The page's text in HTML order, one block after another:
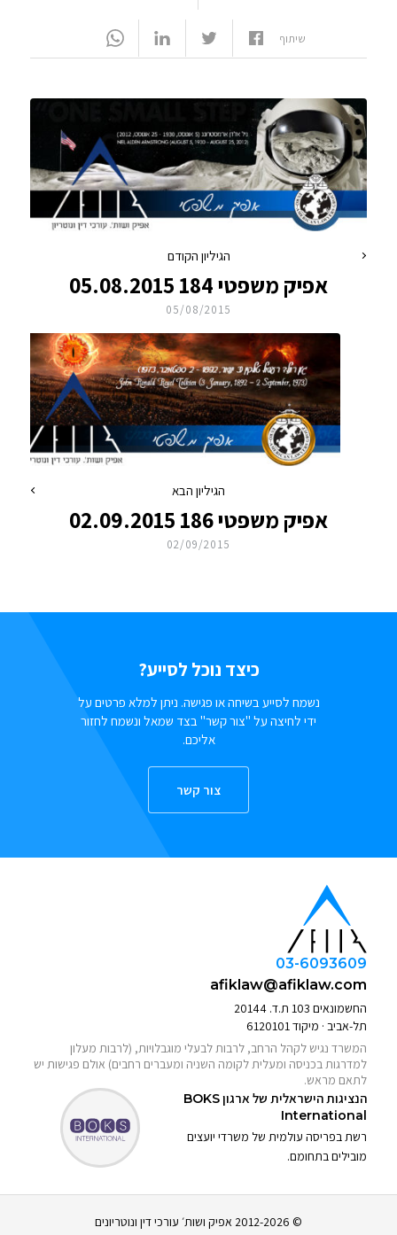
שיתוף
הגיליון הקודם
אפיק משפטי 184 05.08.2015
05/08/2015
הגיליון הבא
אפיק משפטי 186 02.09.2015
02/09/2015
כיצד נוכל לסייע?
נשמח לסייע בשיחה או פגישה. ניתן למלא פרטים על
ידי לחיצה על "צור קשר" בצד שמאל ונשמח לחזור
אליכם.
צור קשר
03-6093609
afiklaw@afiklaw.com
החשמונאים 103 ת.ד. 20144
תל-אביב · מיקוד 6120101
המשרד נגיש לקהל הרחב, לרבות לבעלי מוגבלויות, (לרבות מעלון
למדרגות בכניסה ומעלית לקומה השניה ומעברים רחבים) אולם פגישות יש
לתאם מראש.
הנציגות הישראלית של ארגוןBOKS
International
רשת בפריסה עולמית של משרדי יועצים
מובילים בתחומם.
© 2012-2026 אפיק ושות׳ עורכי דין ונוטריונים